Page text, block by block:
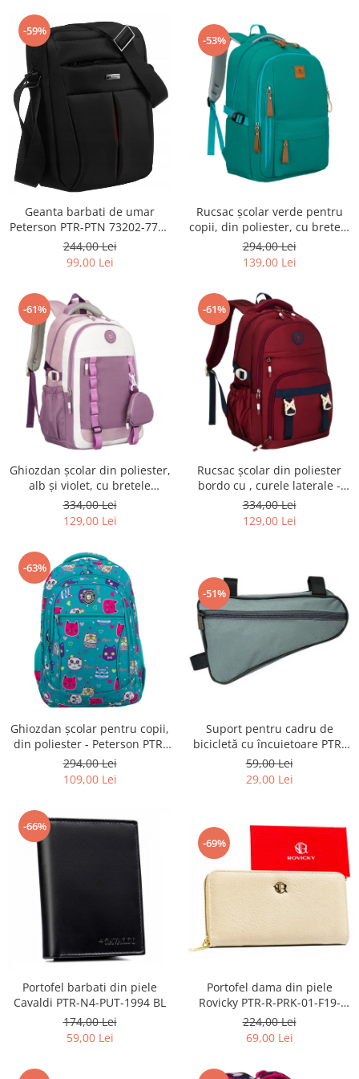
-59%
Geanta barbati de umar
Peterson PTR-PTN 73202-7738
BL
244,00 Lei
99,00 Lei
-53%
Rucsac școlar verde pentru
copii, din poliester, cu bretele
reglabile - Peterson PTR-PTN
BHX-01-9259 Gree
294,00 Lei
139,00 Lei
-61%
Ghiozdan școlar din poliester,
alb și violet, cu bretele
reglabile - Peterson PTR-PTN
8603-1303 PURPLE
334,00 Lei
129,00 Lei
-61%
Rucsac școlar din poliester
bordo cu , curele laterale -
Peterson PTR-PTN 8594-1402
BORDO
334,00 Lei
129,00 Lei
-63%
Ghiozdan școlar pentru copii,
din poliester - Peterson PTR-
PTN BIEDRONKA G28
294,00 Lei
109,00 Lei
-51%
Suport pentru cadru de
bicicletă cu încuietoare PTR-
AR-S-101
59,00 Lei
29,00 Lei
-66%
Portofel barbati din piele
Cavaldi PTR-N4-PUT-1994 BL
174,00 Lei
59,00 Lei
-69%
Portofel dama din piele
Rovicky PTR-R-PRK-01-F19-
2757 BE
224,00 Lei
69,00 Lei